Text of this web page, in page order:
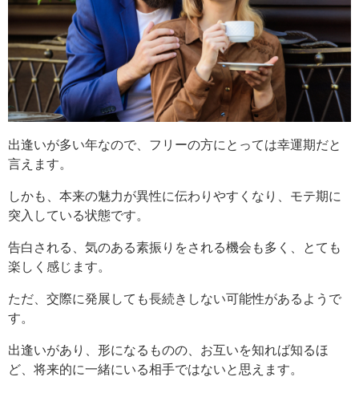
出逢いが多い年なので、フリーの方にとっては幸運期だと
言えます。
しかも、本来の魅力が異性に伝わりやすくなり、モテ期に
突入している状態です。
告白される、気のある素振りをされる機会も多く、とても
楽しく感じます。
ただ、交際に発展しても長続きしない可能性があるようで
す。
出逢いがあり、形になるものの、お互いを知れば知るほ
ど、将来的に一緒にいる相手ではないと思えます。